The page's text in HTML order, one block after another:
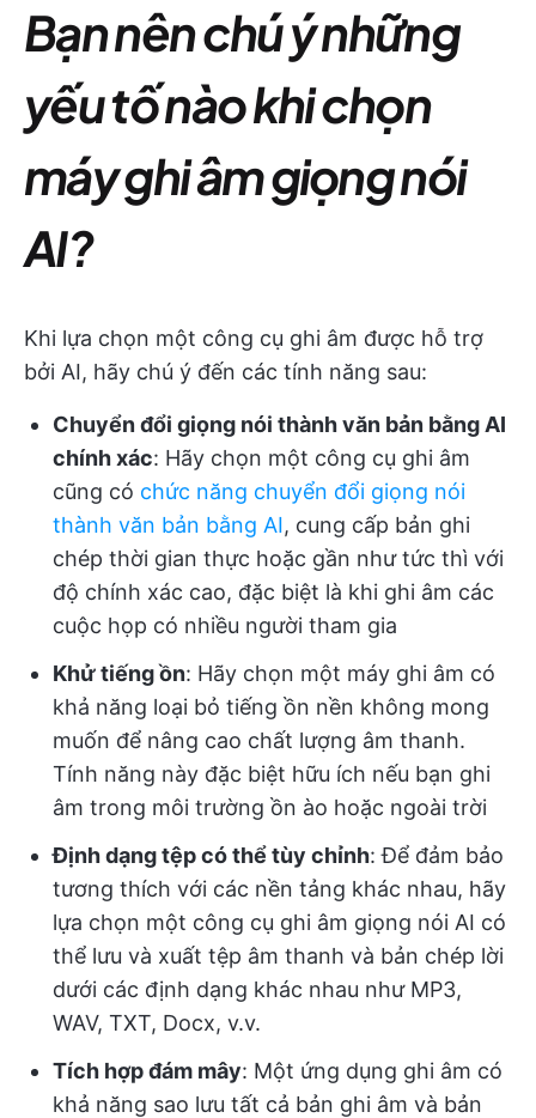
Bạn nên chú ý những
yếu tố nào khi chọn
máy ghi âm giọng nói
AI?
Khi lựa chọn một công cụ ghi âm được hỗ trợ
bởi AI, hãy chú ý đến các tính năng sau:
Chuyển đổi giọng nói thành văn bản bằng AI
chính xác: Hãy chọn một công cụ ghi âm
cũng có chức năng chuyển đổi giọng nói
thành văn bản bằng AI, cung cấp bản ghi
chép thời gian thực hoặc gần như tức thì với
độ chính xác cao, đặc biệt là khi ghi âm các
cuộc họp có nhiều người tham gia
Khử tiếng ồn: Hãy chọn một máy ghi âm có
khả năng loại bỏ tiếng ồn nền không mong
muốn để nâng cao chất lượng âm thanh.
Tính năng này đặc biệt hữu ích nếu bạn ghi
âm trong môi trường ồn ào hoặc ngoài trời
Định dạng tệp có thể tùy chỉnh: Để đảm bảo
tương thích với các nền tảng khác nhau, hãy
lựa chọn một công cụ ghi âm giọng nói AI có
thể lưu và xuất tệp âm thanh và bản chép lời
dưới các định dạng khác nhau như MP3,
WAV, TXT, Docx, v.v.
Tích hợp đám mây: Một ứng dụng ghi âm có
khả năng sao lưu tất cả bản ghi âm và bản